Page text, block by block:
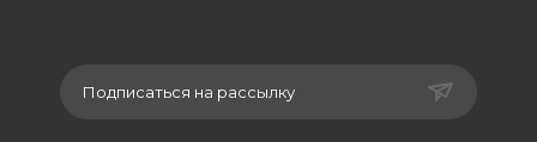
Подписаться на рассылку